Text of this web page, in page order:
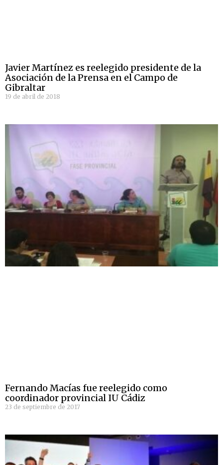
Javier Martínez es reelegido presidente de la
Asociación de la Prensa en el Campo de
Gibraltar
19 de abril de 2018
Fernando Macías fue reelegido como
coordinador provincial IU Cádiz
23 de septiembre de 2017